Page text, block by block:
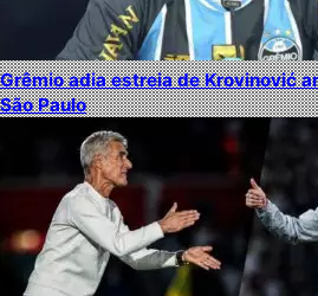
Grêmio adia estreia de Krovinović
São Paulo